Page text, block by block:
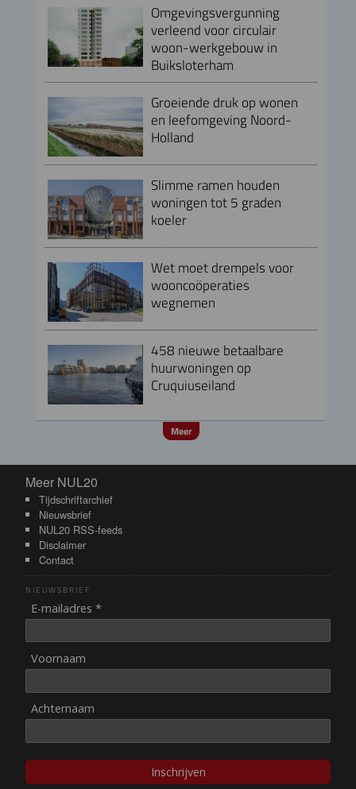
Omgevingsvergunning
verleend voor circulair
woon-werkgebouw in
Buiksloterham
Groeiende druk op wonen
en leefomgeving Noord-
Holland
Slimme ramen houden
woningen tot 5 graden
koeler
Wet moet drempels voor
wooncoöperaties
wegnemen
458 nieuwe betaalbare
huurwoningen op
Cruquiuseiland
Meer
Meer NUL20
Meer NUL20
Tijdschriftarchief
Nieuwsbrief
NUL20 RSS-feeds
Disclaimer
Contact
NIEUWSBRIEF
E-mailadres *
Voornaam
Achternaam
Inschrijven